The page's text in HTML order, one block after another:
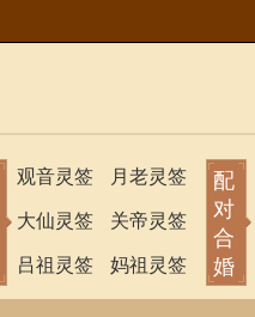
观音灵签
大仙灵签
吕祖灵签
月老灵签
关帝灵签
妈祖灵签
配
对
合
婚